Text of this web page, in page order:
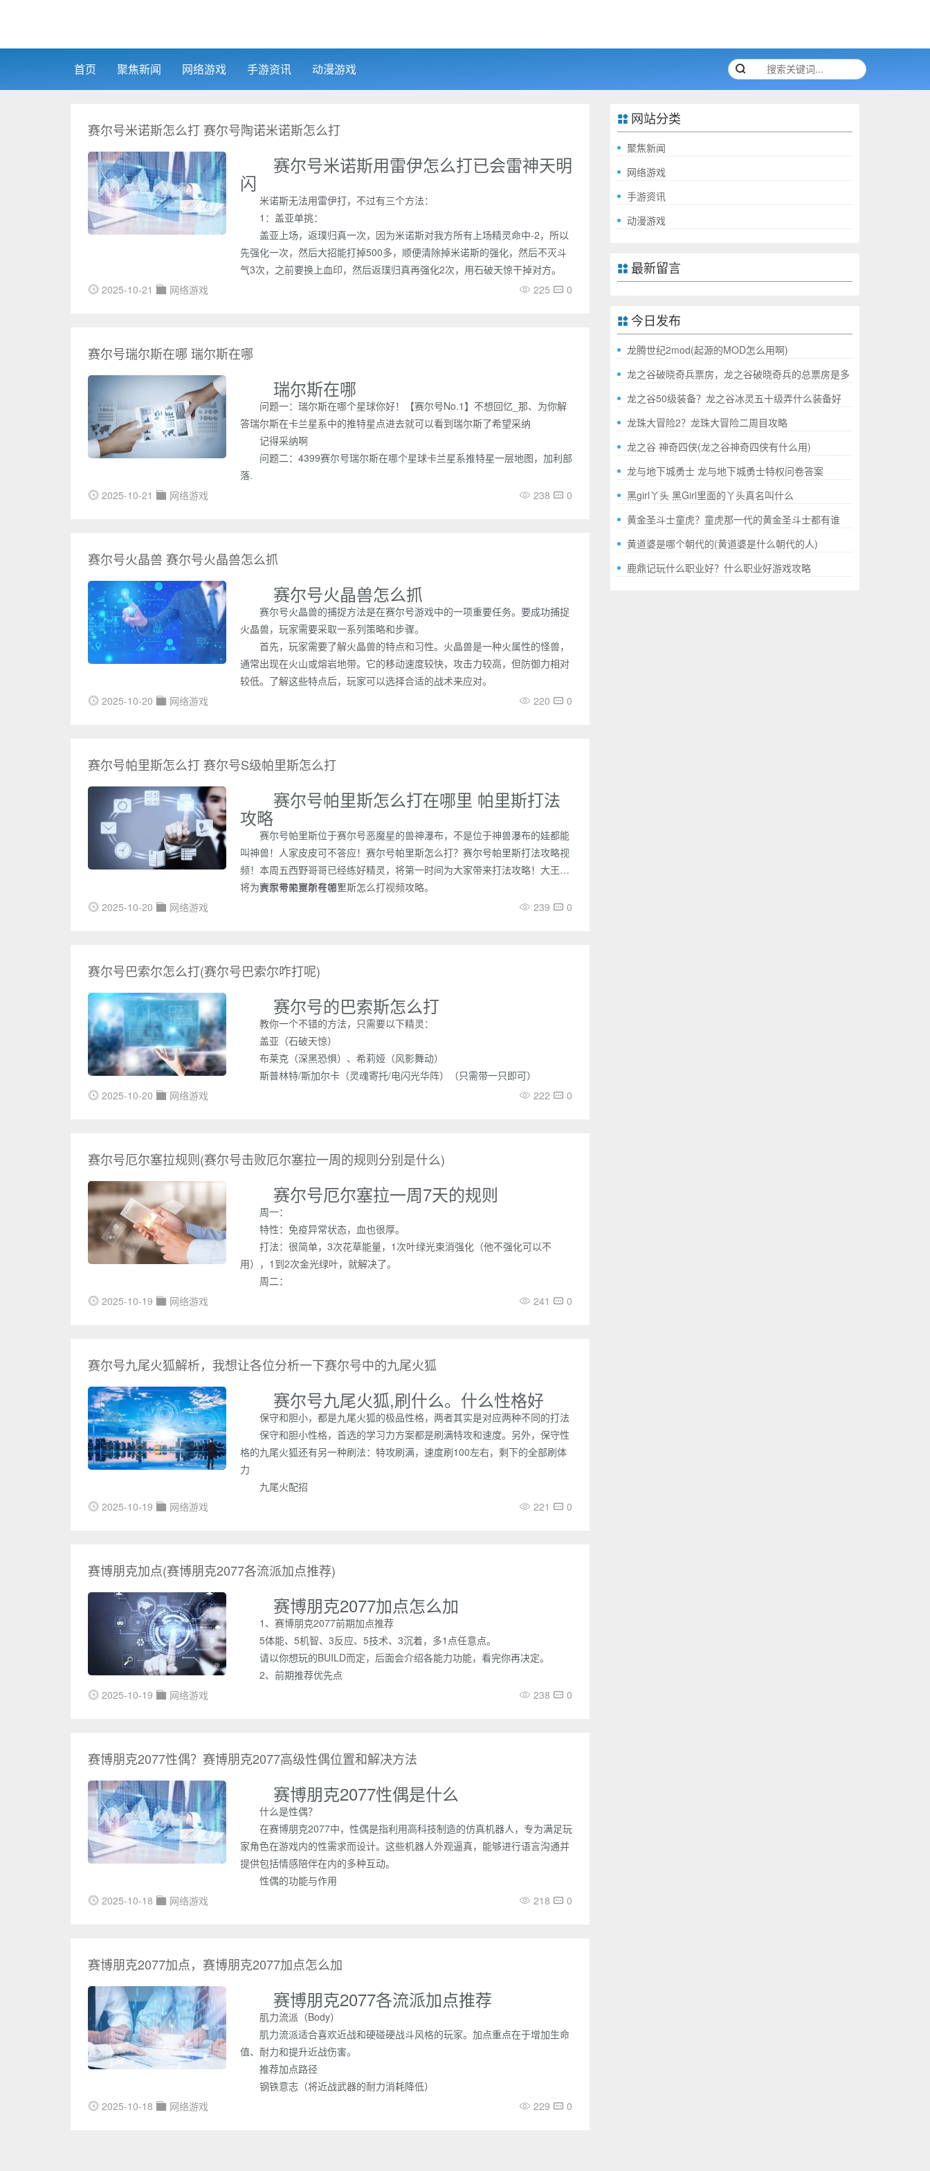
首页 聚焦新闻 网络游戏 手游资讯 动漫游戏
赛尔号米诺斯怎么打 赛尔号陶诺米诺斯怎么打
赛尔号米诺斯用雷伊怎么打已会雷神天明
闪
米诺斯无法用雷伊打，不过有三个方法：
1：盖亚单挑：
盖亚上场，返璞归真一次，因为米诺斯对我方所有上场精灵命中-2，所以
先强化一次，然后大招能打掉500多，顺便清除掉米诺斯的强化，然后不灭斗
气3次，之前要换上血印，然后返璞归真再强化2次，用石破天惊干掉对方。
225
0
2025-10-21 网络游戏
赛尔号瑞尔斯在哪 瑞尔斯在哪
瑞尔斯在哪
问题一：瑞尔斯在哪个星球你好！【赛尔号No.1】不想回忆_那、为你解
答瑞尔斯在卡兰星系中的推特星点进去就可以看到瑞尔斯了希望采纳
记得采纳啊
问题二：4399赛尔号瑞尔斯在哪个星球卡兰星系推特星一层地图，加利部
落.
238
0
2025-10-21 网络游戏
赛尔号火晶兽 赛尔号火晶兽怎么抓
赛尔号火晶兽怎么抓
赛尔号火晶兽的捕捉方法是在赛尔号游戏中的一项重要任务。要成功捕捉
火晶兽，玩家需要采取一系列策略和步骤。
首先，玩家需要了解火晶兽的特点和习性。火晶兽是一种火属性的怪兽，
通常出现在火山或熔岩地带。它的移动速度较快，攻击力较高，但防御力相对
较低。了解这些特点后，玩家可以选择合适的战术来应对。
220
0
2025-10-20 网络游戏
赛尔号帕里斯怎么打 赛尔号S级帕里斯怎么打
赛尔号帕里斯怎么打在哪里 帕里斯打法
攻略
赛尔号帕里斯位于赛尔号恶魔星的兽神瀑布，不是位于神兽瀑布的娃都能
叫神兽！人家皮皮可不答应！赛尔号帕里斯怎么打？赛尔号帕里斯打法攻略视
频！本周五西野哥哥已经练好精灵，将第一时间为大家带来打法攻略！大王也
将为大家带来赛尔号帕里斯怎么打视频攻略。
赛尔号帕里斯在哪？
239
0
2025-10-20 网络游戏
赛尔号巴索尔怎么打(赛尔号巴索尔咋打呢)
赛尔号的巴索斯怎么打
教你一个不错的方法，只需要以下精灵：
盖亚（石破天惊）
布莱克（深黑恐惧）、希莉娅（风影舞动）
斯普林特/斯加尔卡（灵魂寄托/电闪光华阵）（只需带一只即可）
222
0
2025-10-20 网络游戏
赛尔号厄尔塞拉规则(赛尔号击败厄尔塞拉一周的规则分别是什么)
赛尔号厄尔塞拉一周7天的规则
周一：
特性：免疫异常状态，血也很厚。
打法：很简单，3次花草能量，1次叶绿光束消强化（他不强化可以不
用），1到2次金光绿叶，就解决了。
周二：
241
0
2025-10-19 网络游戏
赛尔号九尾火狐解析，我想让各位分析一下赛尔号中的九尾火狐
赛尔号九尾火狐,刷什么。什么性格好
保守和胆小，都是九尾火狐的极品性格，两者其实是对应两种不同的打法
保守和胆小性格，首选的学习力方案都是刷满特攻和速度。另外，保守性
格的九尾火狐还有另一种刷法：特攻刷满，速度刷100左右，剩下的全部刷体
力
九尾火配招
221
0
2025-10-19 网络游戏
赛博朋克加点(赛博朋克2077各流派加点推荐)
赛博朋克2077加点怎么加
1、赛博朋克2077前期加点推荐
5体能、5机智、3反应、5技术、3沉着，多1点任意点。
请以你想玩的BUILD而定，后面会介绍各能力功能，看完你再决定。
2、前期推荐优先点
238
0
2025-10-19 网络游戏
赛博朋克2077性偶？赛博朋克2077高级性偶位置和解决方法
赛博朋克2077性偶是什么
什么是性偶？
在赛博朋克2077中，性偶是指利用高科技制造的仿真机器人，专为满足玩
家角色在游戏内的性需求而设计。这些机器人外观逼真，能够进行语言沟通并
提供包括情感陪伴在内的多种互动。
性偶的功能与作用
218
0
2025-10-18 网络游戏
赛博朋克2077加点，赛博朋克2077加点怎么加
赛博朋克2077各流派加点推荐
肌力流派（Body）
肌力流派适合喜欢近战和硬碰硬战斗风格的玩家。加点重点在于增加生命
值、耐力和提升近战伤害。
推荐加点路径
钢铁意志（将近战武器的耐力消耗降低）
229
0
2025-10-18 网络游戏
网站分类
聚焦新闻
网络游戏
手游资讯
动漫游戏
最新留言
今日发布
龙腾世纪2mod(起源的MOD怎么用啊)
龙之谷破晓奇兵票房，龙之谷破晓奇兵的总票房是多
少哪
龙之谷50级装备？龙之谷冰灵五十级弄什么装备好
龙珠大冒险2？龙珠大冒险二周目攻略
龙之谷 神奇四侠(龙之谷神奇四侠有什么用)
龙与地下城勇士 龙与地下城勇士特权问卷答案
黑girl丫头 黑Girl里面的丫头真名叫什么
黄金圣斗士童虎？童虎那一代的黄金圣斗士都有谁
黄道婆是哪个朝代的(黄道婆是什么朝代的人)
鹿鼎记玩什么职业好？什么职业好游戏攻略